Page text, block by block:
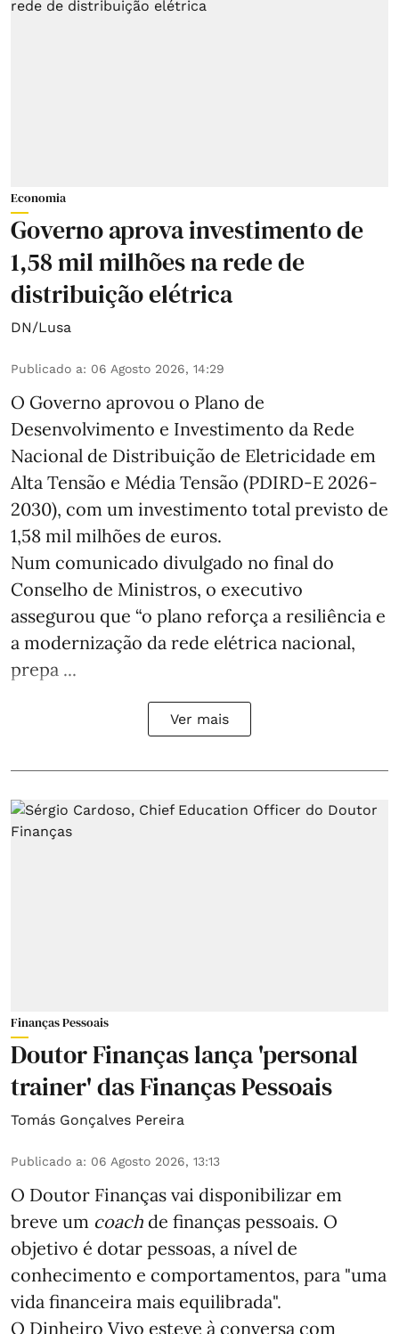
Economia
Governo aprova investimento de
1,58 mil milhões na rede de
distribuição elétrica
DN/Lusa
Publicado a: 06 Agosto 2026, 14:29
O Governo aprovou o Plano de
Desenvolvimento e Investimento da Rede
Nacional de Distribuição de Eletricidade em
Alta Tensão e Média Tensão (PDIRD-E 2026-
2030), com um investimento total previsto de
1,58 mil milhões de euros.
Num comunicado divulgado no final do
Conselho de Ministros, o executivo
assegurou que “o plano reforça a resiliência e
a modernização da rede elétrica nacional,
prepa ...
Ver mais
Finanças Pessoais
Doutor Finanças lança 'personal
trainer' das Finanças Pessoais
Tomás Gonçalves Pereira
Publicado a: 06 Agosto 2026, 13:13
O Doutor Finanças vai disponibilizar em
breve um coach de finanças pessoais. O
objetivo é dotar pessoas, a nível de
conhecimento e comportamentos, para "uma
vida financeira mais equilibrada".
O Dinheiro Vivo esteve à conversa com